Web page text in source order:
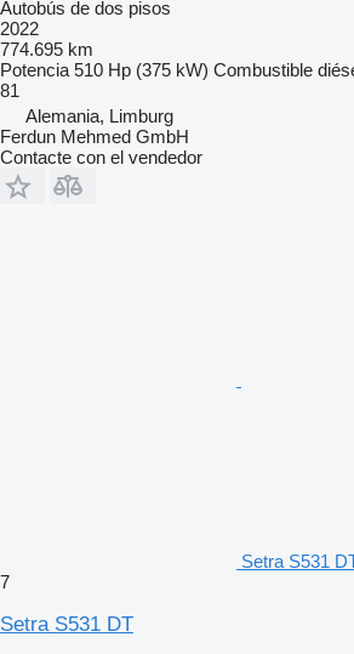
Autobús de dos pisos
2022
774.695 km
Potencia 510 Hp (375 kW) Combustible
81
Alemania, Limburg
Ferdun Mehmed GmbH
Contacte con el vendedor
Setra S531
7
Setra S531 DT